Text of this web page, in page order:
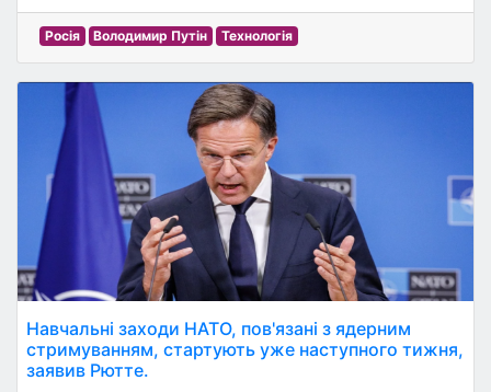
Росія Володимир Путін Технологія
Навчальні заходи НАТО, пов'язані з ядерним
стримуванням, стартують уже наступного тижня,
заявив Рютте.